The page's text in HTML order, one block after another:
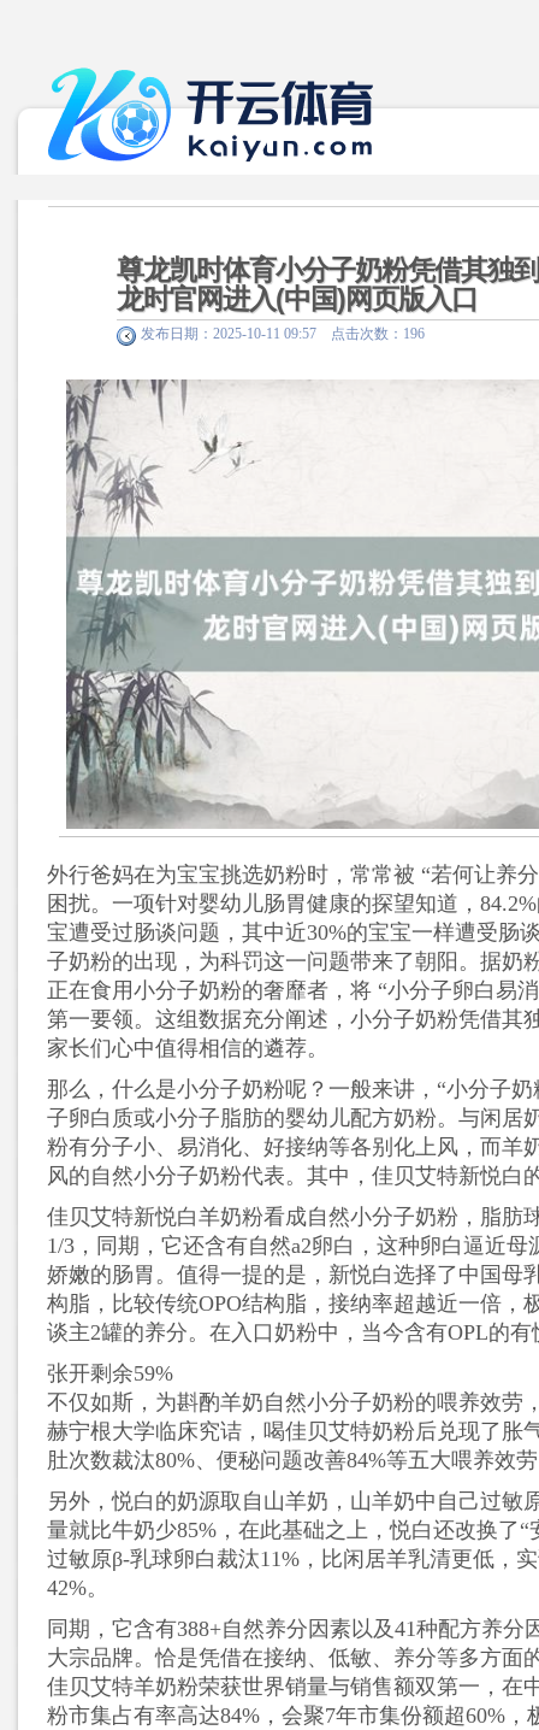
尊龙凯时体育小分子奶粉凭借其独
龙时官网进入(中国)网页版入口
发布日期：2025-10-11 09:57 点击次数：196
外行爸妈在为宝宝挑选奶粉时，常常被 “若何让养
困扰。一项针对婴幼儿肠胃健康的探望知道，
宝遭受过肠谈问题，其中近30%的宝宝一样遭受肠
子奶粉的出现，为科罚这一问题带来了朝阳。据奶
正在食用小分子奶粉的奢靡者，将 “小分子卵白易
第一要领。这组数据充分阐述，小分子奶粉凭借其
家长们心中值得相信的遴荐。
那么，什么是小分子奶粉呢？一般来讲，“小分子
子卵白质或小分子脂肪的婴幼儿配方奶粉。与闲居
粉有分子小、易消化、好接纳等各别化上风，而羊
风的自然小分子奶粉代表。其中，佳贝艾特新悦白
佳贝艾特新悦白羊奶粉看成自然小分子奶粉，脂肪
1/3，同期，它还含有自然a2卵白，这种卵白逼近母
娇嫩的肠胃。值得一提的是，新悦白选择了中国母
构脂，比较传统OPO结构脂，接纳率超越近一倍，
谈主2罐的养分。在入口奶粉中，当今含有OPL的有
张开剩余59%
不仅如斯，为斟酌羊奶自然小分子奶粉的喂养效劳
赫宁根大学临床究诘，喝佳贝艾特奶粉后兑现了胀
肚次数裁汰80%、便秘问题改善84%等五大喂养效
另外，悦白的奶源取自山羊奶，山羊奶中自己过敏
量就比牛奶少85%，在此基础之上，悦白还改换了“
过敏原β-乳球卵白裁汰11%，比闲居羊乳清更低，
42%。
同期，它含有388+自然养分因素以及41种配方养分
大宗品牌。恰是凭借在接纳、低敏、养分等多方面
佳贝艾特羊奶粉荣获世界销量与销售额双第一，在
粉市集占有率高达84%，会聚7年市集份额超60%，